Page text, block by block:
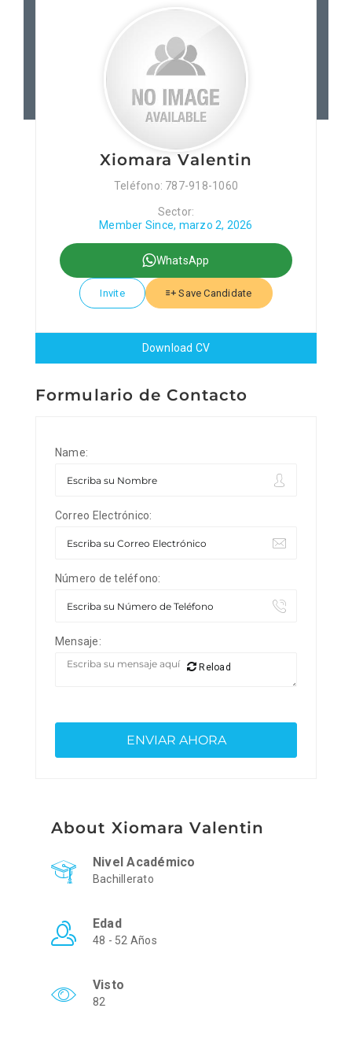
Junta Local Desarrollo
Adiestramientos
Eventos
Sobre Nosotros
Contacto
Xiomara Valentin
Teléfono: 787-918-1060
Sector:
Member Since, marzo 2, 2026
WhatsApp
Invite Save Candidate
Download CV
Formulario de Contacto
Name:
Correo Electrónico:
Número de teléfono:
Mensaje:
Reload
About Xiomara Valentin
Nivel Académico
Bachillerato
Edad
48 - 52 Años
Visto
82